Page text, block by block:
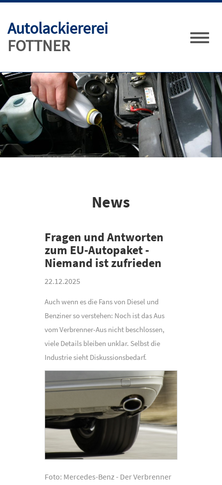
Autolackiererei
FOTTNER
Toggle
News
Fragen und Antworten
zum EU-Autopaket -
Niemand ist zufrieden
22.12.2025
Auch wenn es die Fans von Diesel und
Benziner so verstehen: Noch ist das Aus
vom Verbrenner-Aus nicht beschlossen,
viele Details bleiben unklar. Selbst die
Industrie sieht Diskussionsbedarf.
Foto: Mercedes-Benz - Der Verbrenner